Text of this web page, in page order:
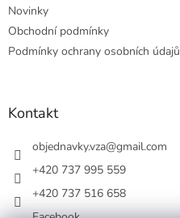
Novinky
Obchodní podmínky
Podmínky ochrany osobních údajů
Kontakt
objednavky.vza@gmail.com
+420 737 995 559
+420 737 516 658